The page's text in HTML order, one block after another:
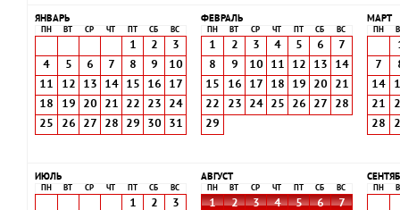
ЯНВАРЬ
ПН ВТ СР ЧТ СБ ВС
1 2
3
4
5 6 7 8 9
10
11
12 13 14 15 16
17
18
19 20 21 22 23
24
25
26 27 28 29 30 31
ФЕВРАЛЬ
ПН ВТ СР ЧТ СБ ВС
1 2 3 4 5 6
7
8
9 10 11 12 13
14
15
16 17 18 19 20
21
22
23 24 25 26 27
28
29
МАРТ
ПН
7
14
21
28
ИЮЛЬ
ПН ВТ СР ЧТ СБ ВС
1 2
3
АВГУСТ
ПН ВТ СР ЧТ СБ ВС
1 2 3 4 5 6
7
ПН